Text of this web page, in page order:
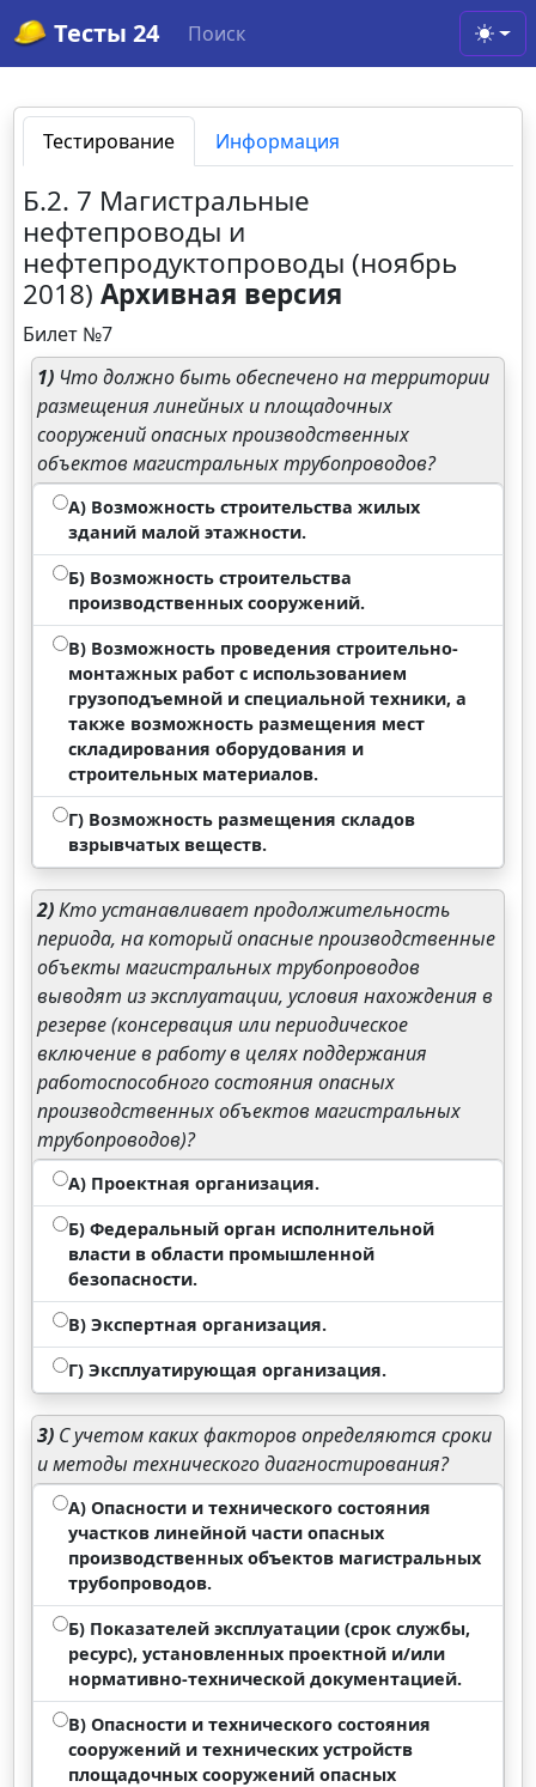
Тесты 24 Поиск
Тестирование Информация
Б.2. 7 Магистральные
нефтепроводы и
нефтепродуктопроводы (ноябрь
2018)Архивная версия
Билет №7
1) Что должно быть обеспечено на территории
размещения линейных и площадочных
сооружений опасных производственных
объектов магистральных трубопроводов?
А) Возможность строительства жилых
зданий малой этажности.
Б) Возможность строительства
производственных сооружений.
В) Возможность проведения строительно-
монтажных работ с использованием
грузоподъемной и специальной техники, а
также возможность размещения мест
складирования оборудования и
строительных материалов.
Г) Возможность размещения складов
взрывчатых веществ.
2)Кто устанавливает продолжительность
периода, на который опасные производственные
объекты магистральных трубопроводов
выводят из эксплуатации, условия нахождения в
резерве (консервация или периодическое
включение в работу в целях поддержания
работоспособного состояния опасных
производственных объектов магистральных
трубопроводов)?
А) Проектная организация.
Б) Федеральный орган исполнительной
власти в области промышленной
безопасности.
В) Экспертная организация.
Г) Эксплуатирующая организация.
3) С учетом каких факторов определяются сроки
и методы технического диагностирования?
А) Опасности и технического состояния
участков линейной части опасных
производственных объектов магистральных
трубопроводов.
Б) Показателей эксплуатации (срок службы,
ресурс), установленных проектной и/или
нормативно-технической документацией.
В) Опасности и технического состояния
сооружений и технических устройств
площадочных сооружений опасных